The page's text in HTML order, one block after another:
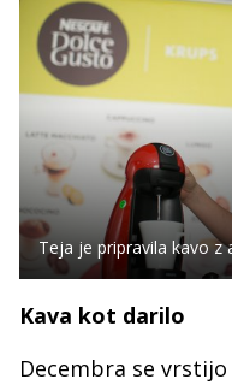
Teja je pripravila kavo z
Kava kot darilo
Decembra se